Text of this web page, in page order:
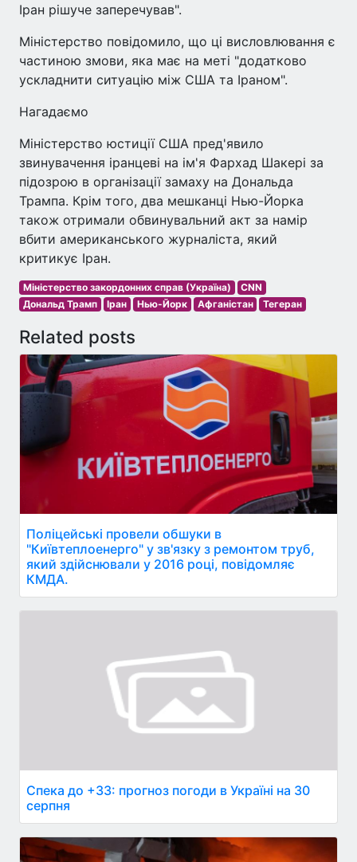
Іран рішуче заперечував".
Міністерство повідомило, що ці висловлювання є
частиною змови, яка має на меті "додатково
ускладнити ситуацію між США та Іраном".
Нагадаємо
Міністерство юстиції США пред'явило
звинувачення іранцеві на ім'я Фархад Шакері за
підозрою в організації замаху на Дональда
Трампа. Крім того, два мешканці Нью-Йорка
також отримали обвинувальний акт за намір
вбити американського журналіста, який
критикує Іран.
Міністерство закордонних справ (Україна)
CNN
Дональд Трамп
Іран Нью-Йорк Афганістан Тегеран
Related posts
Поліцейські провели обшуки в
"Київтеплоенерго" у зв'язку з ремонтом труб,
який здійснювали у 2016 році, повідомляє
КМДА.
Спека до +33: прогноз погоди в Україні на 30
серпня